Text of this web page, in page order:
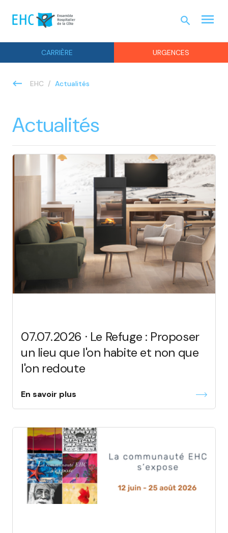
CARRIÈRE URGENCES
search menu
EHC Actualités
Actualités
07.07.2026 · Le Refuge : Proposer
un lieu que l'on habite et non que
l'on redoute
En savoir plus